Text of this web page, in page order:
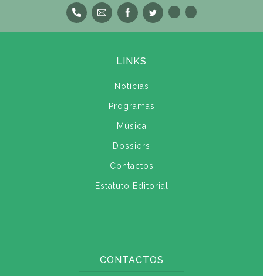
LINKS
Notícias
Programas
Música
Dossiers
Contactos
Estatuto Editorial
CONTACTOS